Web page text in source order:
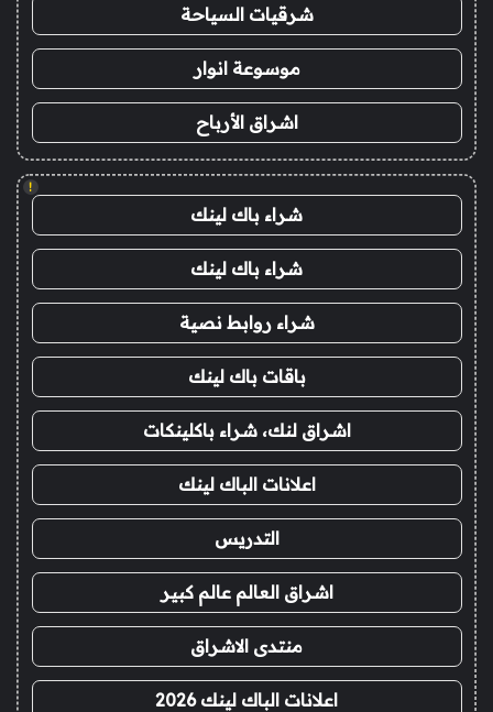
شرقيات السياحة
موسوعة انوار
اشراق الأرباح
!
شراء باك لينك
شراء باك لينك
شراء روابط نصية
باقات باك لينك
اشراق لنك، شراء باكلينكات
اعلانات الباك لينك
التدريس
اشراق العالم عالم كبير
منتدى الاشراق
اعلانات الباك لينك 2026